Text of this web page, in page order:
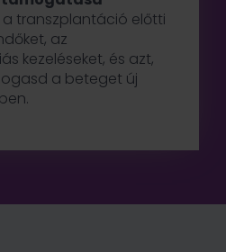
transzplantáció előtti
az
kezeléseket, és azt,
a beteget új